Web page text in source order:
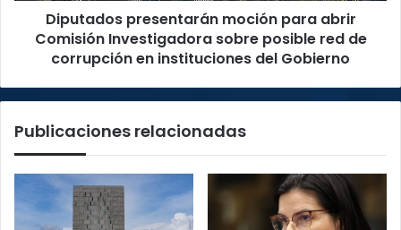
corrupción
instituciones
Gobierno
Diputados presentarán moción para abrir
Comisión Investigadora sobre posible red de
corrupción en instituciones del Gobierno
Publicaciones relacionadas